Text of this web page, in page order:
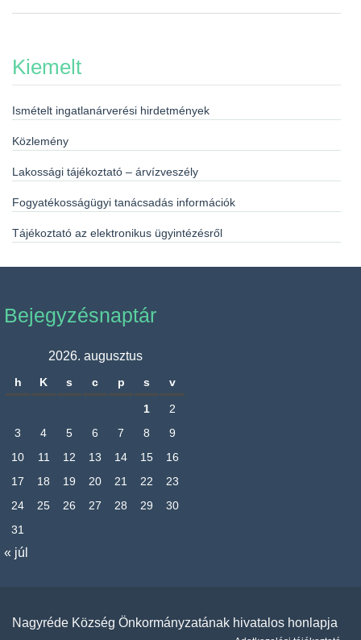
Kiemelt
Ismételt ingatlanárverési hirdetmények
Közlemény
Lakossági tájékoztató – árvízveszély
Fogyatékosságügyi tanácsadás információk
Tájékoztató az elektronikus ügyintézésről
Bejegyzésnaptár
2026. augusztus
h K s c p s v
1
2
3
4 5 6 7 8
9
10
11 12 13 14 15
16
17
18 19 20 21 22
23
24
25 26 27 28 29
30
31
« júl
Nagyréde Község Önkormányzatának hivatalos honlapja